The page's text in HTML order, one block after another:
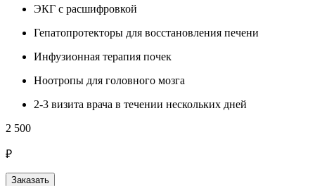
ЭКГ с расшифровкой
Гепатопротекторы для восстановления печени
Инфузионная терапия почек
Ноотропы для головного мозга
2-3 визита врача в течении нескольких дней
2 500
₽
Заказать